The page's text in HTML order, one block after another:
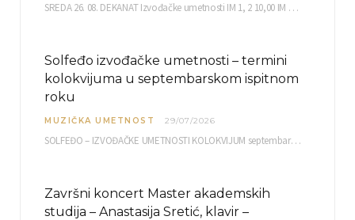
SREDA 26. 08. DEKANAT Izvođačke umetnosti IM 1, 2 10,00 IM 3, 4 10,30 IM…
Solfeđo izvođačke umetnosti – termini
kolokvijuma u septembarskom ispitnom
roku
MUZIČKA UMETNOST 29/07/2026
SOLFEĐO – IZVOĐAČKE UMETNOSTI KOLOKVIJUM septembarski ispitni rok četvrtak, 03.09.2026. uč. br. 12 PISMENI…
Završni koncert Master akademskih
studija – Anastasija Sretić, klavir –